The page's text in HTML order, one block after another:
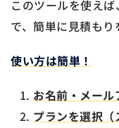
このツールを使えば、
で、簡単に見積もり
使い方は簡単！
お名前・メール
プランを選択（